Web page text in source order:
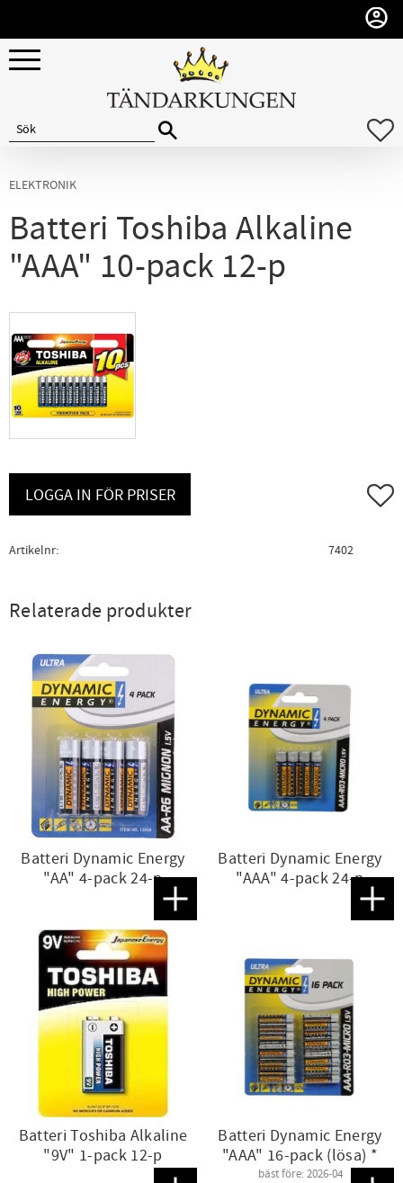
Meny
ELEKTRONIK
Batteri Toshiba Alkaline
"AAA" 10-pack 12-p
LOGGA IN FÖR PRISER Lägg
Artikelnr 7402
Relaterade produkter
Batteri Dynamic Energy
"AA" 4-pack 24-p
Lägg till i favoriter
Batteri Dynamic Energy
"AAA" 4-pack 24-p
Batteri Toshiba Alkaline
"9V" 1-pack 12-p
Batteri Dynamic Energy
"AAA" 16-pack (lösa) *
bäst före: 2026-04